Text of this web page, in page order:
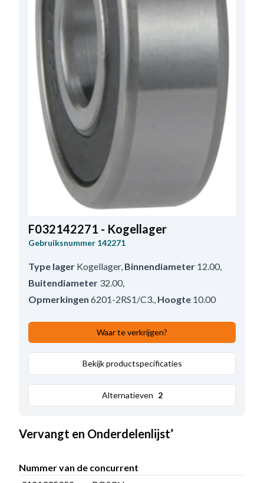
F032142271 - Kogellager
Gebruiksnummer 142271
Type lager Kogellager, Binnendiameter 12.00,
Buitendiameter 32.00,
Opmerkingen 6201-2RS1/C3., Hoogte 10.00
Waar te verkrijgen?
Bekijk productspecificaties
Alternatieven 2
Vervangt en Onderdelenlijst’
Nummer van de concurrent